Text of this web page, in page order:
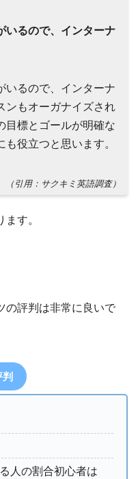
いるので、インターナ
いるので、インターナ
ンもオーガナイズされ
目標とゴールが明確な
役立つと思います。
（引用：サクキミ英語調査）
す。
の評判は非常に良いで
判
人の割合初心者は